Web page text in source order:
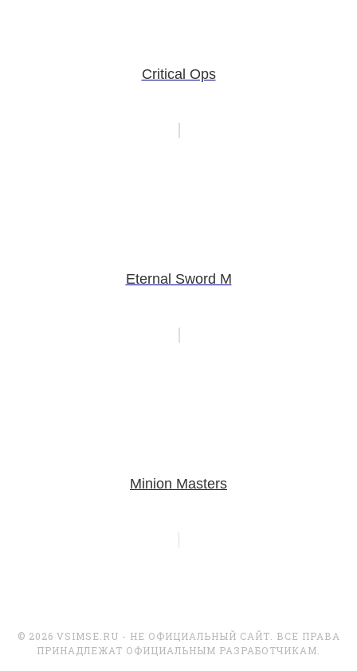
Critical Ops
Eternal Sword M
Minion Masters
© 2026 VSIMSE.RU - НЕ ОФИЦИАЛЬНЫЙ САЙТ. ВСЕ ПРАВА
ПРИНАДЛЕЖАТ ОФИЦИАЛЬНЫМ РАЗРАБОТЧИКАМ.